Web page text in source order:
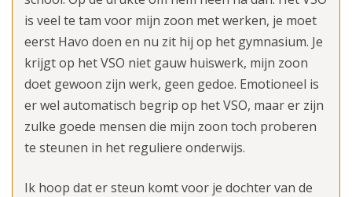
is veel te tam voor mijn zoon met werken, je moet
eerst Havo doen en nu zit hij op het gymnasium. Je
krijgt op het VSO niet gauw huiswerk, mijn zoon
doet gewoon zijn werk, geen gedoe. Emotioneel is
er wel automatisch begrip op het VSO, maar er zijn
zulke goede mensen die mijn zoon toch proberen
te steunen in het reguliere onderwijs.
Ik hoop dat er steun komt voor je dochter van de